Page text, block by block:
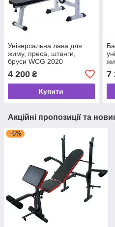
Універсальна лава для
жиму, преса, штанги,
бруси WCG 2020
4 200 ₴
Купити
7
Акційні пропозиції та
–6%